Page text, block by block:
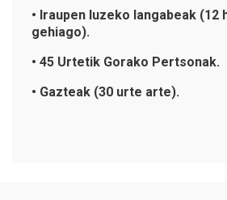
• Iraupen luzeko langabeak (12
gehiago).
• 45 Urtetik Gorako Pertsonak.
• Gazteak (30 urte arte).